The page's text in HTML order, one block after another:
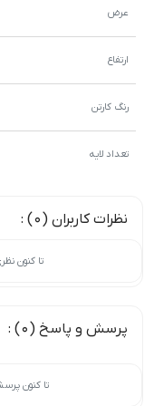
عرض
ارتفاع
رنگ کارتن
تعداد لایه
نظرات کاربران (0) :
تا کنون
پرسش و پاسخ (0) :
تا کنون